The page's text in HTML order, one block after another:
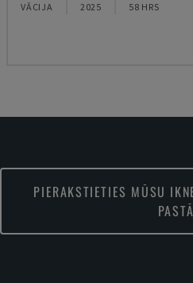
VĀCIJA 2025 58 HRS
PIERAKSTIETIES MŪSU